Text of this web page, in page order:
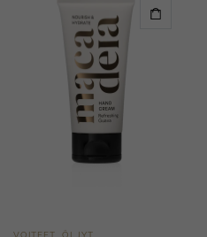
VOITEET, ÖLJYT